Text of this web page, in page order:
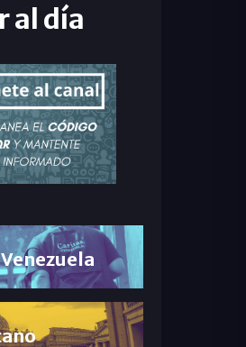
al día